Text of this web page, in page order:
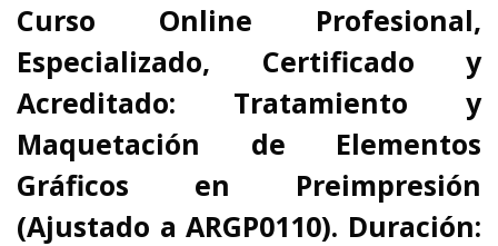
Curso Online Profesional,
Especializado, Certificado y
Acreditado: Tratamiento y
Maquetación de Elementos
Gráficos en Preimpresión
(Ajustado a ARGP0110). Duración: